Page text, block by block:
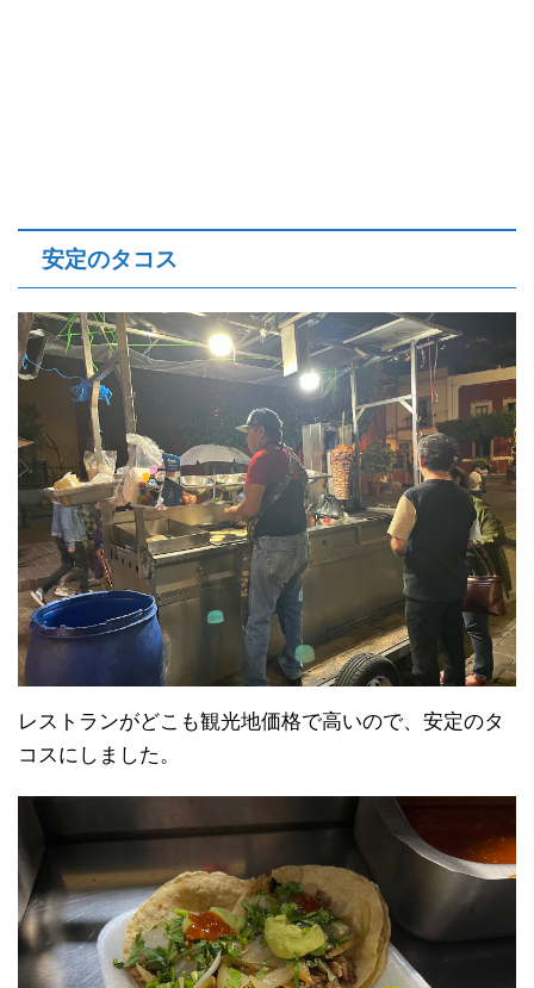
安定のタコス
レストランがどこも観光地価格で高いので、安定のタ
コスにしました。